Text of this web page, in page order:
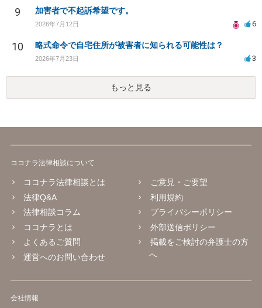
9 加害者で不起訴希望です。
2026年7月12日 6
10 略式命令で自宅住所が被害者に知られる可能性は？
2026年7月23日 3
もっと見る
ココナラ法律相談について
ココナラ法律相談とは
法律Q&A
法律相談コラム
ココナラとは
よくあるご質問
運営へのお問い合わせ
ご意見・ご要望
利用規約
プライバシーポリシー
外部送信ポリシー
掲載をご検討の弁護士の方
へ
会社情報